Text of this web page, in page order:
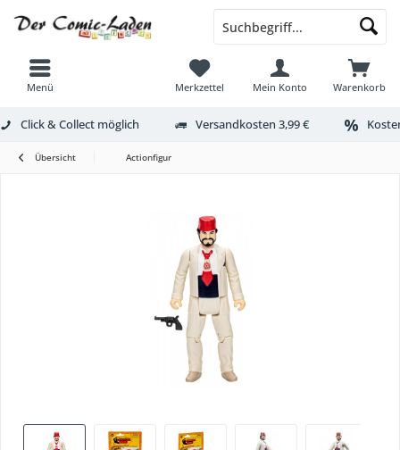
Menü Warenkorb
Merkzettel Mein Konto
Click & Collect möglich Versandkosten 3,99 €
Übersicht Actionfigur